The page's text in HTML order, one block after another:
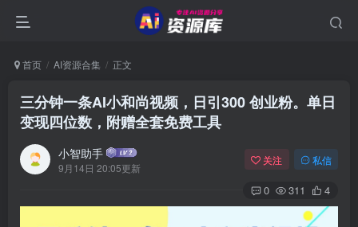
首页 AI资源合集 正文
三分钟一条AI小和尚视频，日引300 创业粉。单日
变现四位数，附赠全套免费工具
小智助手
9月14日 20:05更新
关注 私信
0 311 4